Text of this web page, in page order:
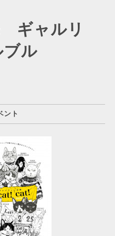
ギャルリ
ブル
ント